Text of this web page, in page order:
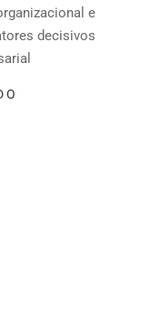
e
decisivos